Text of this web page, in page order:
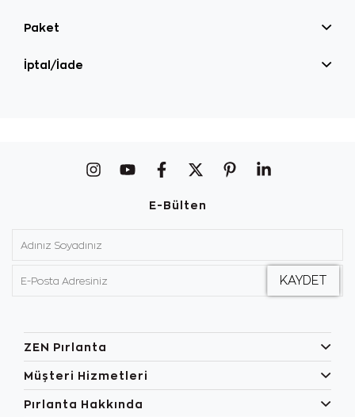
Paket
İptal/İade
E-Bülten
ZEN Pırlanta
Müşteri Hizmetleri
Pırlanta Hakkında